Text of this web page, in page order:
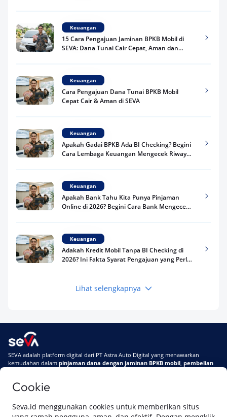
Cookie
Seva.id menggunakan cookies untuk memberikan situs
Keuangan
15 Cara Pengajuan Jaminan BPKB Mobil di
SEVA: Dana Tunai Cair Cepat, Aman dan
Keuangan
Cara Pengajuan Dana Tunai BPKB Mobil
Cepat Cair & Aman di SEVA
Keuangan
Apakah Gadai BPKB Ada BI Checking? Begini
Cara Lembaga Keuangan Mengecek Riwayat
Keuangan
Apakah Bank Tahu Kita Punya Pinjaman
Online di 2026? Begini Cara Bank Mengecek
Keuangan
Adakah Kredit Mobil Tanpa BI Checking di
2026? Ini Fakta Syarat Pengajuan yang Perlu
Keuangan
Terpercaya
Telat Bayar Pinjol 2 Hari, Apakah Langsung
Masuk BI Checking? Simak Peraturan
Lihat selengkapnya
SEVA adalah platform digital dari PT Astra Auto Digital yang menawarkan
kemudahan dalam pinjaman dana dengan jaminan BPKB mobil pembelian
Di SEVA, BPKB mobilmu #BisaJadiDuit
Tentang SEVASyarat & Ketentuan
Pemberitahuan Privasi